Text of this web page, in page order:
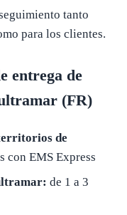
tanto
para los clientes.
entrega de
(FR)
de
con EMS Express
de 1 a 3